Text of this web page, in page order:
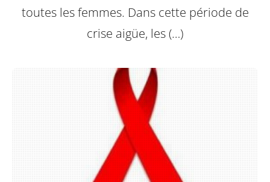
toutes les femmes. Dans cette période de
crise aigüe, les (…)